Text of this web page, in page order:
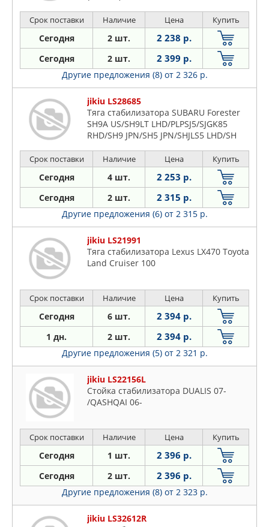
Срок поставки Наличие Цена Купить
Сегодня 2 шт. 2 238 р.
Сегодня 2 шт. 2 399 р.
Другие предложения (8) от 2 326 р.
jikiu LS28685
Тяга стабилизатора SUBARU Forester
SH9A US/SH9LT LHD/PLPSJ5/SJGK85
RHD/SH9 JPN/SH5 JPN/SHJLS5 LHD/SH
Срок поставки Наличие Цена Купить
Сегодня 4 шт. 2 253 р.
Сегодня 2 шт. 2 315 р.
Другие предложения (6) от 2 315 р.
jikiu LS21991
Тяга стабилизатора Lexus LX470 Toyota
Land Cruiser 100
Срок поставки Наличие Цена Купить
Сегодня 6 шт. 2 394 р.
1 дн. 2 шт. 2 394 р.
Другие предложения (5) от 2 321 р.
jikiu LS22156L
Стойка стабилизатора DUALIS 07-
/QASHQAI 06-
Срок поставки Наличие Цена Купить
Сегодня 1 шт. 2 396 р.
Сегодня 2 шт. 2 396 р.
Другие предложения (8) от 2 323 р.
jikiu LS32612R